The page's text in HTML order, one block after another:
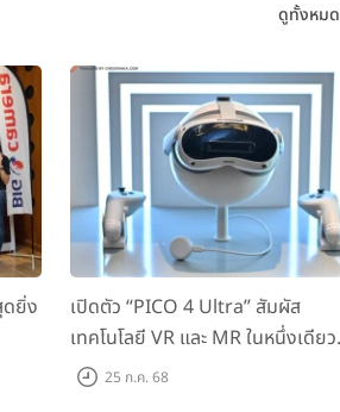
ดูทั้งหมด
ยิ่ง
เปิดตัว “PICO 4 Ultra” สัมผัส
เทคโนโลยี VR และ MR ในหนึ่งเดียว
ยกระดับการทำงานและความบันเทิง
25 ก.ค. 68